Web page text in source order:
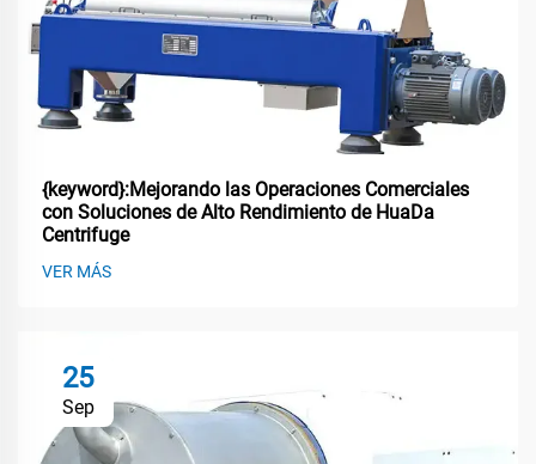
{keyword}:Mejorando las Operaciones Comerciales
con Soluciones de Alto Rendimiento de HuaDa
Centrifuge
VER MÁS
25
Sep